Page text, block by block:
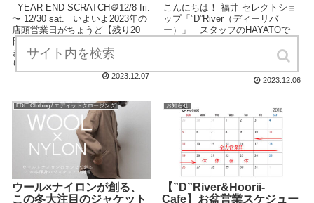
YEAR END SCRATCH🪙12/8 fri.
〜 12/30 sat. いよいよ2023年の
店頭営業日がちょうど【残り20
日】となり、 12月突入からいっ
きに冷え込みが加速した今週末よ
りスペシャルなイベ...
2023.12.07
こんにちは！ 福井 セレクトショ
ップ「”D”River（ディーリバ
ー）」 スタッフのHAYATOで
込みに、 これから当店のある福
井県などでは 雪や雨が・・・！
...
2023.12.06
EDIT Clothing / エディットクロージング
ウール×ナイロンが創る、
この冬大注目のジャケット
お知らせ
【”D”River&Hoorii-
Cafe】お盆営業スケジュー